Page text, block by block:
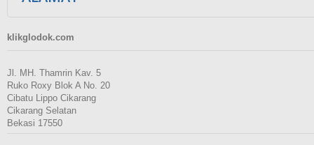
klikglodok.com
Jl. MH. Thamrin Kav. 5
Ruko Roxy Blok A No. 20
Cibatu Lippo Cikarang
Cikarang Selatan
Bekasi 17550